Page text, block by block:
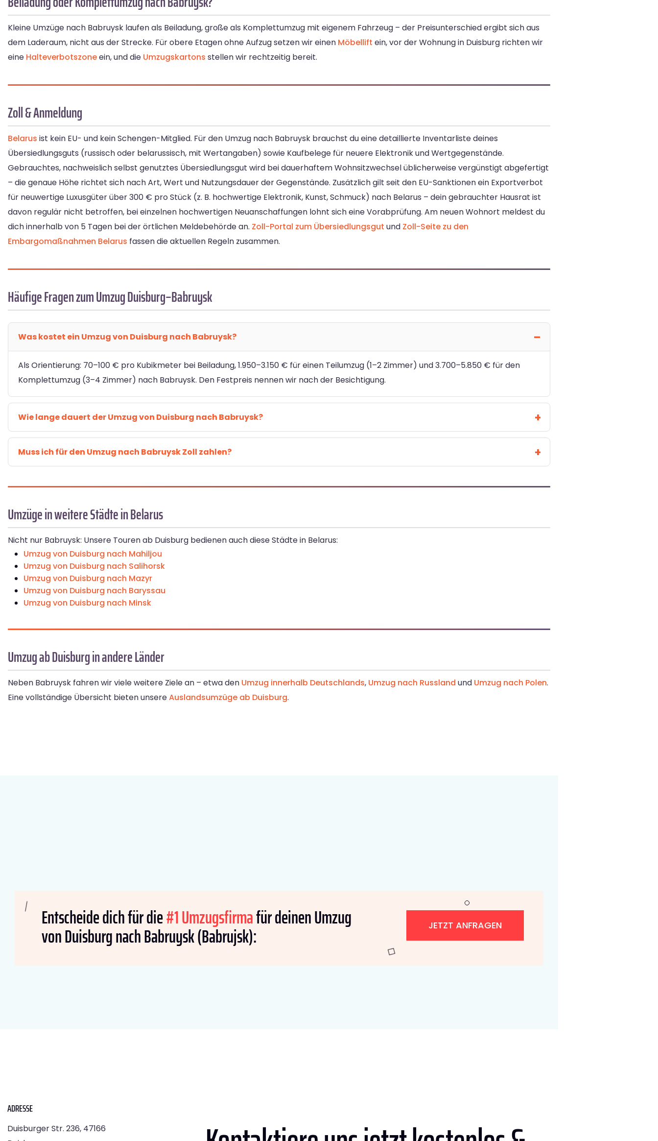
Kleine Umzüge nach Babruysk laufen als Beiladung, große als Komplettumzug mit eigenem Fahrzeug – der Preisunterschied ergibt sich aus
dem Laderaum, nicht aus der Strecke. Für obere Etagen ohne Aufzug setzen wir einen Möbellift ein, vor der Wohnung in Duisburg richten wir
eine Halteverbotszoneein, und die Umzugskartons stellen wir rechtzeitig bereit.
Zoll & Anmeldung
Belarus ist kein EU- und kein Schengen-Mitglied. Für den Umzug nach Babruysk brauchst du eine detaillierte Inventarliste deines
Übersiedlungsguts (russisch oder belarussisch, mit Wertangaben) sowie Kaufbelege für neuere Elektronik und Wertgegenstände.
Gebrauchtes, nachweislich selbst genutztes Übersiedlungsgut wird bei dauerhaftem Wohnsitzwechsel üblicherweise vergünstigt abgefertigt
– die genaue Höhe richtet sich nach Art, Wert und Nutzungsdauer der Gegenstände. Zusätzlich gilt seit den EU-Sanktionen ein Exportverbot
für neuwertige Luxusgüter über 300 € pro Stück (z. B. hochwertige Elektronik, Kunst, Schmuck) nach Belarus – dein gebrauchter Hausrat ist
davon regulär nicht betroffen, bei einzelnen hochwertigen Neuanschaffungen lohnt sich eine Vorabprüfung. Am neuen Wohnort meldest du
dich innerhalb von 5 Tagen bei der örtlichen Meldebehörde an. Zoll-Portal zum Übersiedlungsgut und Zoll-Seite zu den
Embargomaßnahmen Belarus fassen die aktuellen Regeln zusammen.
Häufige Fragen zum Umzug Duisburg–Babruysk
Was kostet ein Umzug von Duisburg nach Babruysk?
Als Orientierung: 70–100 € pro Kubikmeter bei Beiladung, 1.950–3.150 € für einen Teilumzug (1–2 Zimmer) und 3.700–5.850 € für den
Komplettumzug (3–4 Zimmer) nach Babruysk. Den Festpreis nennen wir nach der Besichtigung.
Wie lange dauert der Umzug von Duisburg nach Babruysk?
Muss ich für den Umzug nach Babruysk Zoll zahlen?
Umzüge in weitere Städte in Belarus
Nicht nur Babruysk: Unsere Touren ab Duisburg bedienen auch diese Städte in Belarus:
Umzug von Duisburg nach Mahiljou
Umzug von Duisburg nach Salihorsk
Umzug von Duisburg nach Mazyr
Umzug von Duisburg nach Baryssau
Umzug von Duisburg nach Minsk
Umzug ab Duisburg in andere Länder
Neben Babruysk fahren wir viele weitere Ziele an – etwa den Umzug innerhalb Deutschlands, Umzug nach Russland und Umzug nach Polen.
Eine vollständige Übersicht bieten unsereAuslandsumzüge ab Duisburg.
Entscheide dich für die#1 Umzugsfirmafür deinen Umzug
von Duisburg nach Babruysk (Babrujsk): JETZT ANFRAGEN
ADRESSE
Duisburger Str. 236, 47166